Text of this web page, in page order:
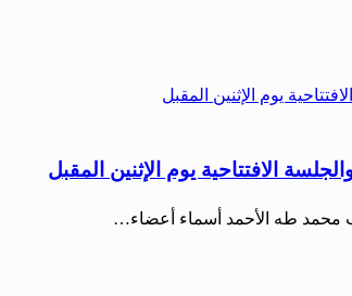
الافتتاحية يوم الإثنين المقبل
محمد طه الأحمد أسماء أعضاء…